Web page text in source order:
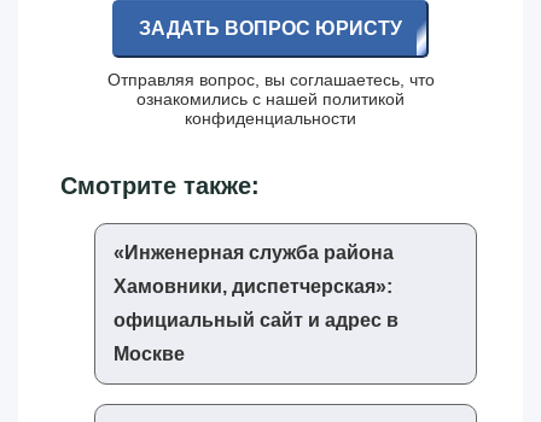
ЗАДАТЬ ВОПРОС ЮРИСТУ
Отправляя вопрос, вы соглашаетесь, что
ознакомились с нашей политикой
конфиденциальности
Смотрите также:
«‎Инженерная служба района
Хамовники, диспетчерская»‎:
официальный сайт и адрес в
Москве